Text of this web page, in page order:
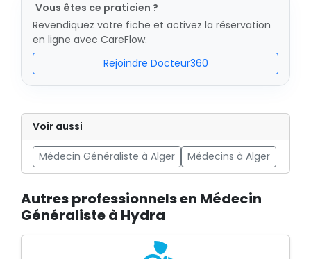
Vous êtes ce praticien ?
Revendiquez votre fiche et activez la réservation
en ligne avec CareFlow.
Rejoindre Docteur360
Voir aussi
Médecin Généraliste à Alger Médecins à Alger
Autres professionnels en Médecin
Généraliste à Hydra